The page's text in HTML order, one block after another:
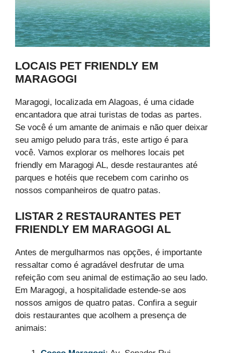
LOCAIS PET FRIENDLY EM
MARAGOGI
Maragogi, localizada em Alagoas, é uma cidade
encantadora que atrai turistas de todas as partes.
Se você é um amante de animais e não quer deixar
seu amigo peludo para trás, este artigo é para
você. Vamos explorar os melhores locais pet
friendly em Maragogi AL, desde restaurantes até
parques e hotéis que recebem com carinho os
nossos companheiros de quatro patas.
LISTAR 2 RESTAURANTES PET
FRIENDLY EM MARAGOGI AL
Antes de mergulharmos nas opções, é importante
ressaltar como é agradável desfrutar de uma
refeição com seu animal de estimação ao seu lado.
Em Maragogi, a hospitalidade estende-se aos
nossos amigos de quatro patas. Confira a seguir
dois restaurantes que acolhem a presença de
animais: